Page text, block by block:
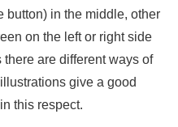
button) in the middle, other
on the left or right side
are different ways of
give a good
this respect.